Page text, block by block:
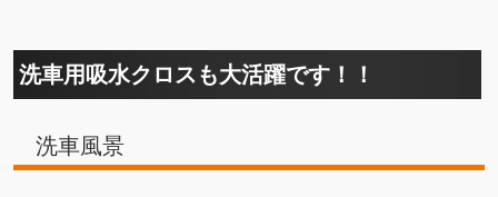
洗車用吸水クロスも大活躍です！！
洗車風景